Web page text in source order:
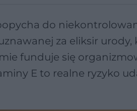
do
za eliksir
funduje się
E to realne ryzyko